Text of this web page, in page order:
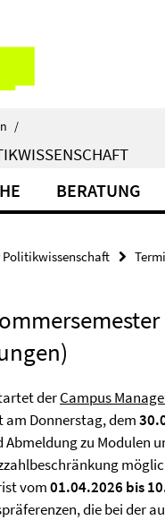
/
BERATUNG
derCampus
am Donnerstag, dem
zu Modulen
vom01.04.2026 bis
die bei der